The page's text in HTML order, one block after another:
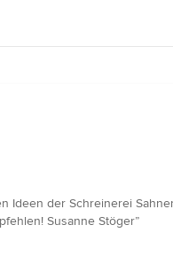
Ideen der Schreinerei
Susanne Stöger”